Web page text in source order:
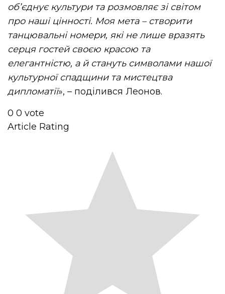
об’єднує культури та розмовляє зі світом
про наші цінності. Моя мета – створити
танцювальні номери, які не лише вразять
серця гостей своєю красою та
елегантністю, а й стануть символами нашої
культурної спадщини та мистецтва
дипломатії», – поділився Леонов.
0 0 vote
Article Rating